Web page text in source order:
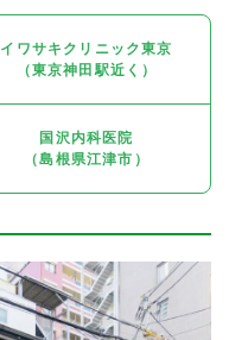
イワサキクリニック東京
（東京神田駅近く）
国沢内科医院
（島根県江津市）